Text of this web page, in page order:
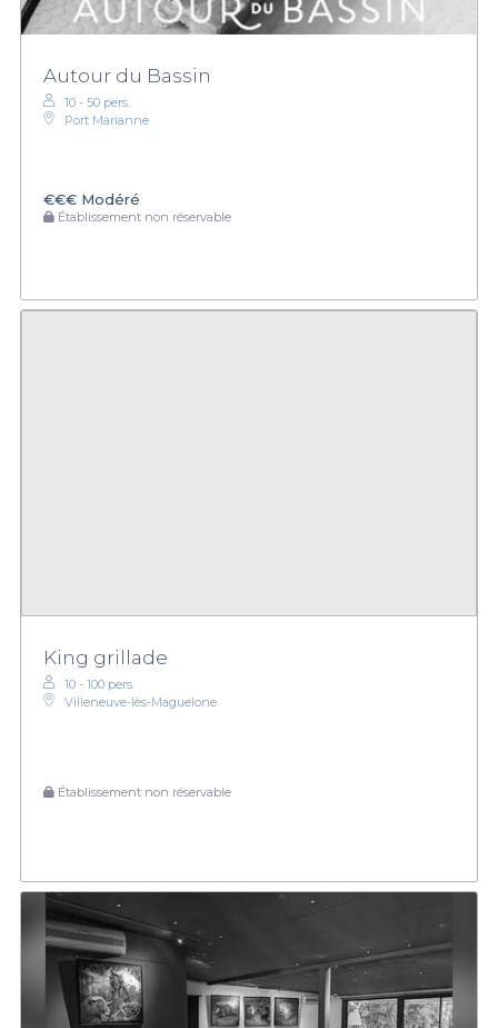
Autour du Bassin
10 - 50 pers.
Port Marianne
€€€ Modéré
Établissement non réservable
King grillade
10 - 100 pers.
Villeneuve-lès-Maguelone
Établissement non réservable